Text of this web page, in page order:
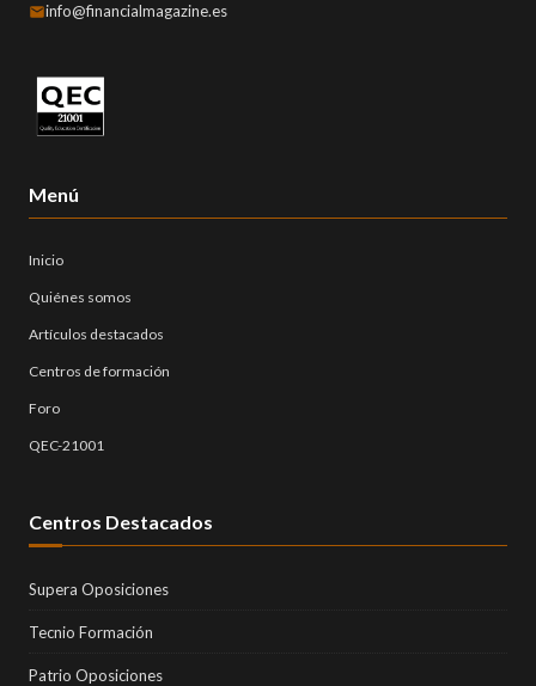
info@financialmagazine.es
Menú
Inicio
Quiénes somos
Artículos destacados
Centros de formación
Foro
QEC-21001
Centros Destacados
Supera Oposiciones
Tecnio Formación
Patrio Oposiciones